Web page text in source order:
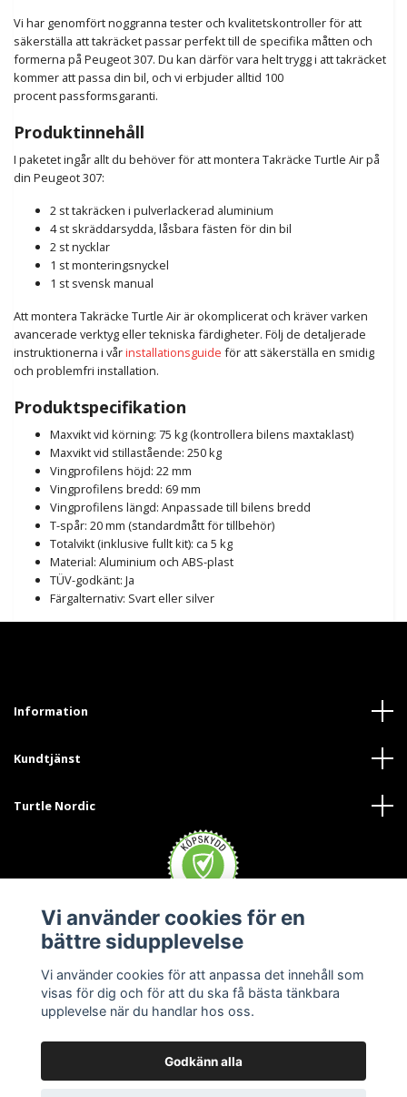
Vi har genomfört noggranna tester och kvalitetskontroller för att
säkerställa att takräcket passar perfekt till de specifika måtten och
formerna på Peugeot 307. Du kan därför vara helt trygg i att takräcket
kommer att passa din bil, och vi erbjuder alltid 100
procentpassformsgaranti.
Produktinnehåll
I paketet ingår allt du behöver för att montera Takräcke Turtle Air på
din Peugeot 307:
2 st takräcken i pulverlackerad aluminium
4 st skräddarsydda, låsbara fästen för din bil
2 st nycklar
1 st monteringsnyckel
1 st svensk manual
Att montera Takräcke Turtle Air är okomplicerat och kräver varken
avancerade verktyg eller tekniska färdigheter. Följ de detaljerade
instruktionerna i vårinstallationsguide för att säkerställa en smidig
och problemfri installation.
Produktspecifikation
Maxvikt vid körning: 75 kg (kontrollera bilens maxtaklast)
Maxvikt vid stillastående: 250 kg
Vingprofilens höjd: 22 mm
Vingprofilens bredd: 69 mm
Vingprofilens längd: Anpassade till bilens bredd
T-spår: 20 mm (standardmått för tillbehör)
Totalvikt (inklusive fullt kit): ca 5 kg
Material: Aluminium och ABS-plast
TÜV-godkänt: Ja
Färgalternativ: Svart eller silver
Information
Kundtjänst
Turtle Nordic
Vi använder cookies för en
bättre sidupplevelse
Vi använder cookies för att anpassa det innehåll som
visas för dig och för att du ska få bästa tänkbara
upplevelse när du handlar hos oss.
Godkänn alla